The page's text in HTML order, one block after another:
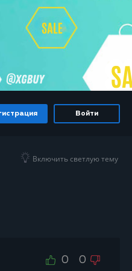
Войти
Включить светлую тему
0 0